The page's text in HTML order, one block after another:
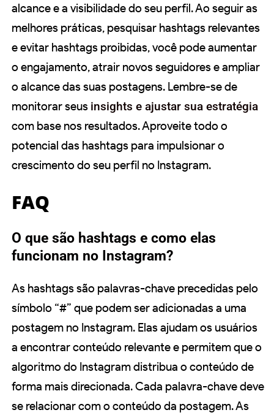
alcance e a visibilidade do seu perfil. Ao seguir as
melhores práticas, pesquisar hashtags relevantes
e evitar hashtags proibidas, você pode aumentar
o engajamento, atrair novos seguidores e ampliar
o alcance das suas postagens. Lembre-se de
monitorar seus insights e ajustar sua estratégia
com base nos resultados. Aproveite todo o
potencial das hashtags para impulsionar o
crescimento do seu perfil no Instagram.
FAQ
O que são hashtags e como elas
funcionam no Instagram?
As hashtags são palavras-chave precedidas pelo
símbolo “#” que podem ser adicionadas a uma
postagem no Instagram. Elas ajudam os usuários
a encontrar conteúdo relevante e permitem que o
algoritmo do Instagram distribua o conteúdo de
forma mais direcionada. Cada palavra-chave deve
se relacionar com o conteúdo da postagem. As